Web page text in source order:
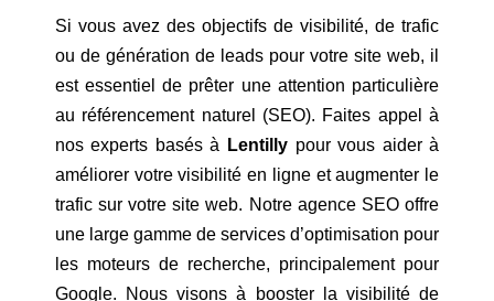
Si vous avez des objectifs de visibilité, de trafic
ou de génération de leads pour votre site web, il
est essentiel de prêter une attention particulière
au référencement naturel (SEO). Faites appel à
nos experts basés à
Lentilly pour vous aider à
améliorer votre visibilité en ligne et augmenter le
trafic sur votre site web. Notre agence SEO offre
une large gamme de services d’optimisation pour
les moteurs de recherche, principalement pour
Google. Nous visons à booster la visibilité de